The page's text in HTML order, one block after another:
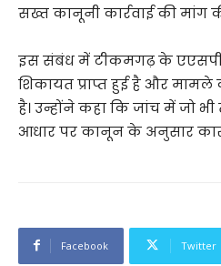
सख्त कानूनी कार्रवाई की मांग
इस संबंध में टीकमगढ़ के एएसपी
शिकायत प्राप्त हुई है और
है। उन्होंने कहा कि जांच में जो
आधार पर कानून के अनुसार
Facebook Twitter